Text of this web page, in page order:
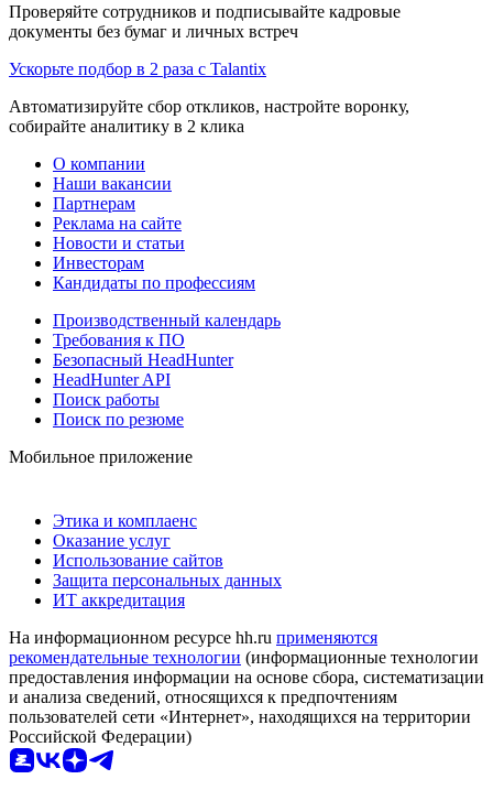
Проверяйте сотрудников и подписывайте кадровые
документы без бумаг и личных встреч
Ускорьте подбор в 2 раза с Talantix
Автоматизируйте сбор откликов, настройте воронку,
собирайте аналитику в 2 клика
О компании
Наши вакансии
Партнерам
Реклама на сайте
Новости и статьи
Инвесторам
Кандидаты по профессиям
Производственный календарь
Требования к ПО
Безопасный HeadHunter
HeadHunter API
Поиск работы
Поиск по резюме
Мобильное приложение
Этика и комплаенс
Оказание услуг
Использование сайтов
Защита персональных данных
ИТ аккредитация
На информационном ресурсе hh.ru применяются
рекомендательные технологии (информационные технологии
предоставления информации на основе сбора, систематизации
и анализа сведений, относящихся к предпочтениям
пользователей сети «Интернет», находящихся на территории
Российской Федерации)